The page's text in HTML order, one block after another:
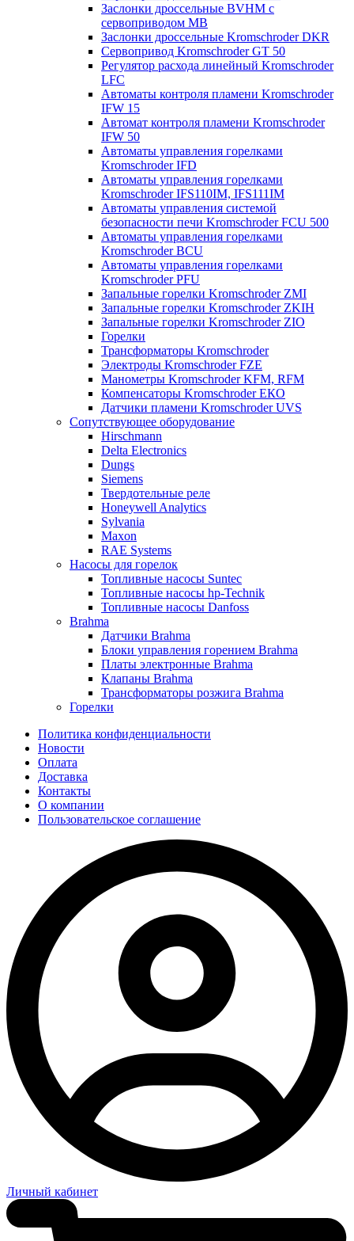
Заслонки дроссельные BVHM с
сервоприводом МВ
Заслонки дроссельные Kromschroder DKR
Cервопривод Kromschroder GT 50
Регулятор расхода линейный Kromschroder
LFC
Автоматы контроля пламени Kromschroder
IFW 15
Автомат контроля пламени Kromschroder
IFW 50
Автоматы управления горелками
Kromschroder IFD
Автоматы управления горелками
Kromschroder IFS110IM, IFS111IM
Автоматы управления системой
безопасности печи Kromschroder FCU 500
Автоматы управления горелками
Kromschroder BCU
Автоматы управления горелками
Kromschroder PFU
Запальные горелки Kromschroder ZМI
Запальные горелки Kromschroder ZKIH
Запальные горелки Kromschroder ZIO
Горелки
Трансформаторы Kromschroder
Электроды Kromschroder FZE
Манометры Kromschroder KFM, RFM
Компенсаторы Kromschroder ЕКО
Датчики пламени Kromschroder UVS
Сопутствующее оборудование
Hirschmann
Delta Electronics
Dungs
Siemens
Твердотельные реле
Honeywell Analytics
Sylvania
Maxon
RAE Systems
Насосы для горелок
Топливные насосы Suntec
Топливные насосы hp-Technik
Топливные насосы Danfoss
Brahma
Датчики Brahma
Блоки управления горением Brahma
Платы электронные Brahma
Клапаны Brahma
Трансформаторы розжига Brahma
Горелки
Политика конфиденциальности
Новости
Оплата
Доставка
Контакты
О компании
Пользовательское соглашение
Личный кабинет